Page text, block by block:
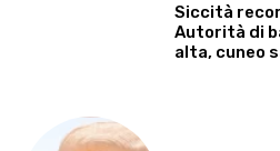
Siccità
Autorità di
alta, cuneo